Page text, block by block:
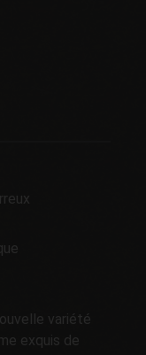
variété
exquis de